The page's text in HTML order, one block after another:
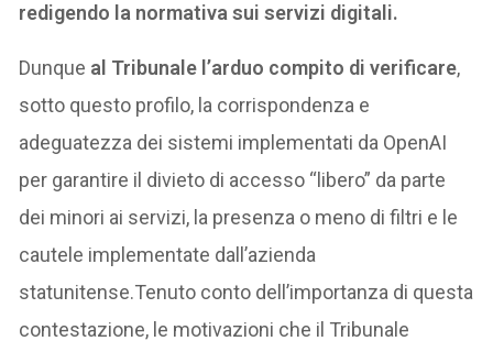
redigendo la normativa sui servizi digitali.
Dunque al Tribunale l’arduo compito di verificare,
sotto questo profilo, la corrispondenza e
adeguatezza dei sistemi implementati da OpenAI
per garantire il divieto di accesso “libero” da parte
dei minori ai servizi, la presenza o meno di filtri e le
cautele implementate dall’azienda
statunitense.Tenuto conto dell’importanza di questa
contestazione, le motivazioni che il Tribunale